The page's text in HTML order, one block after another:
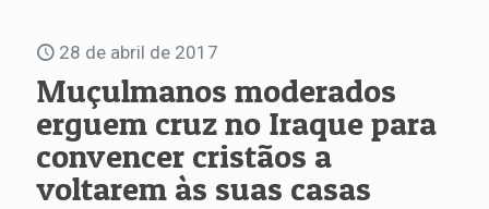
28 de abril de 2017
Muçulmanos moderados
erguem cruz no Iraque para
convencer cristãos a
voltarem às suas casas